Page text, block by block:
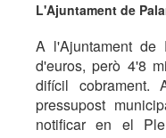
L'Ajuntament de
A l'Ajuntament de
d'euros, però 4'8
difícil
pressupost
notificar en el